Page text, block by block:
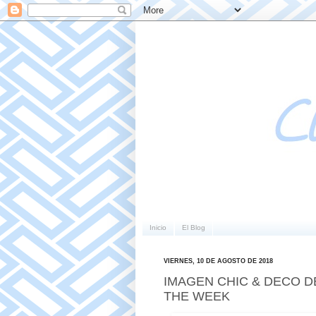
Inicio El Blog
VIERNES, 10 DE AGOSTO DE 2018
IMAGEN CHIC & DECO
THE WEEK